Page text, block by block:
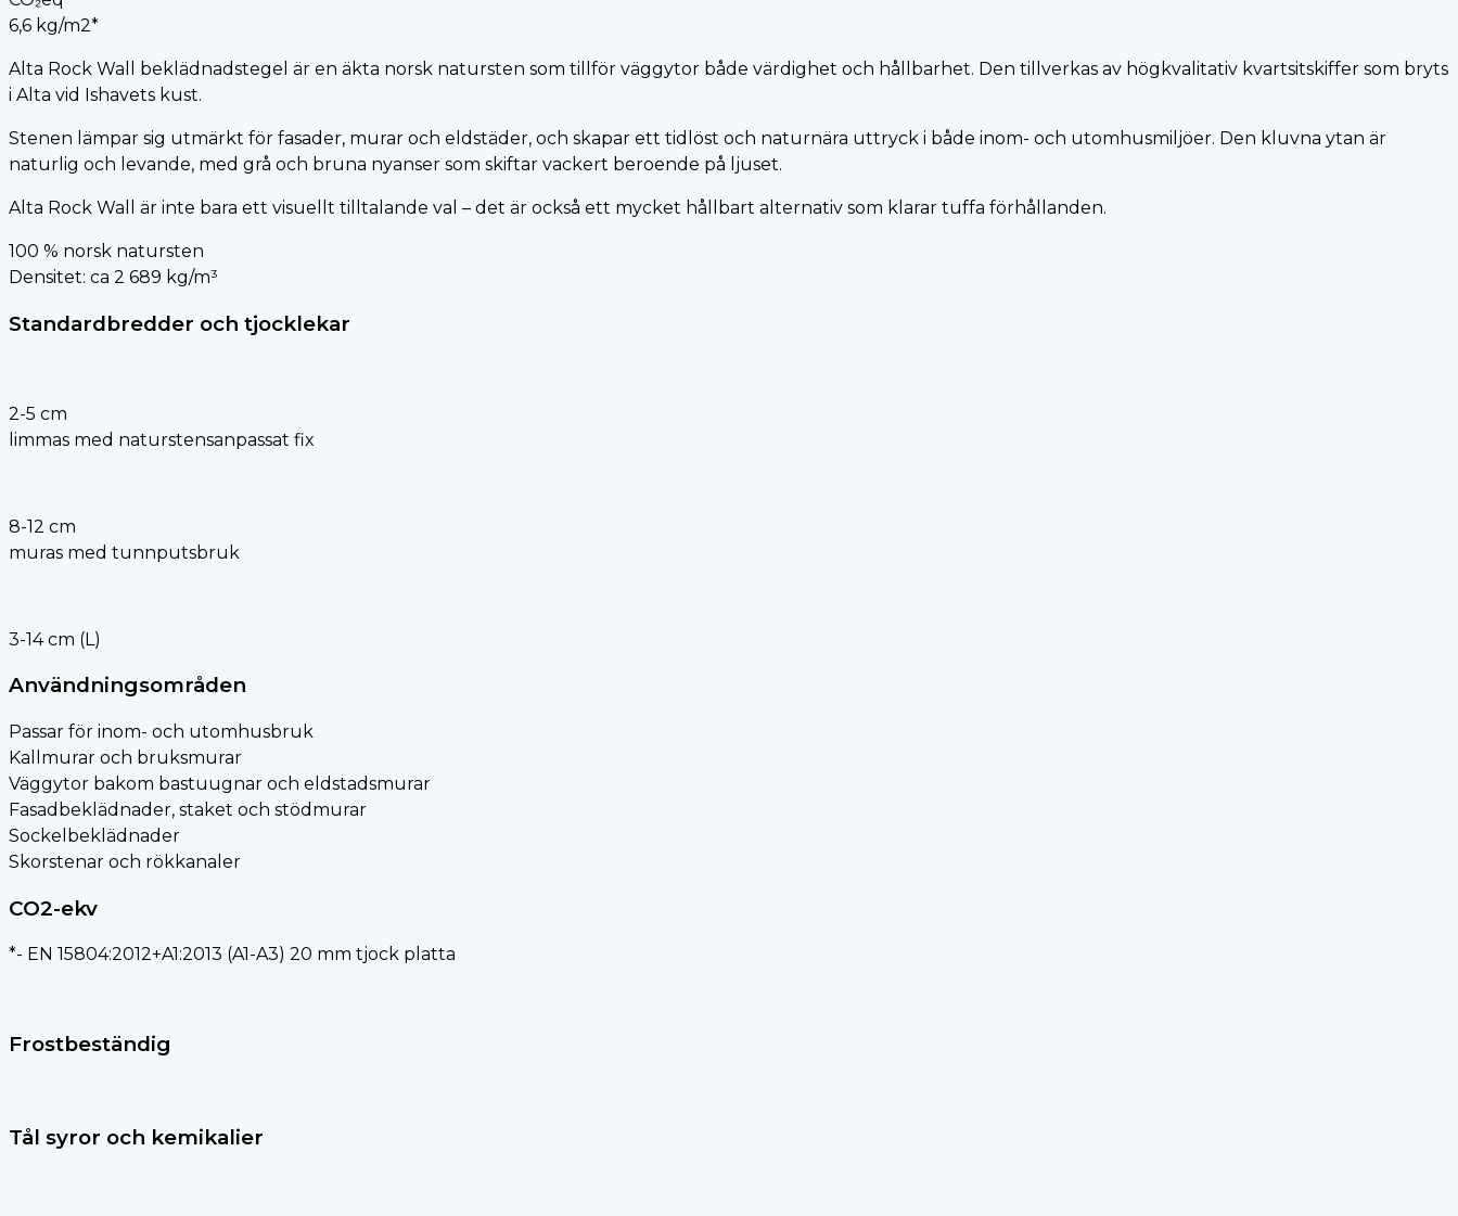
6,6 kg/m2*
Alta Rock Wall beklädnadstegel är en äkta norsk natursten som tillför väggytor både värdighet och hållbarhet. Den tillverkas av högkvalitativ kvartsitskiffer som bryts
i Alta vid Ishavets kust.
Stenen lämpar sig utmärkt för fasader, murar och eldstäder, och skapar ett tidlöst och naturnära uttryck i både inom- och utomhusmiljöer. Den kluvna ytan är
naturlig och levande, med grå och bruna nyanser som skiftar vackert beroende på ljuset.
Alta Rock Wall är inte bara ett visuellt tilltalande val – det är också ett mycket hållbart alternativ som klarar tuffa förhållanden.
100 % norsk natursten
Densitet: ca 2 689 kg/m³
Standardbredder och tjocklekar
2-5 cm
limmas med naturstensanpassat fix
8-12 cm
muras med tunnputsbruk
3-14 cm (L)
Användningsområden
Passar för inom- och utomhusbruk
Kallmurar och bruksmurar
Väggytor bakom bastuugnar och eldstadsmurar
Fasadbeklädnader, staket och stödmurar
Sockelbeklädnader
Skorstenar och rökkanaler
CO2-ekv
*- EN 15804:2012+A1:2013 (A1-A3) 20 mm tjock platta
Frostbeständig
Tål syror och kemikalier